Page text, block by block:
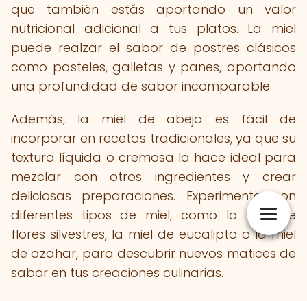
que también estás aportando un valor
nutricional adicional a tus platos. La miel
puede realzar el sabor de postres clásicos
como pasteles, galletas y panes, aportando
una profundidad de sabor incomparable.
Además, la miel de abeja es fácil de
incorporar en recetas tradicionales, ya que su
textura líquida o cremosa la hace ideal para
mezclar con otros ingredientes y crear
deliciosas preparaciones. Experimenta con
diferentes tipos de miel, como la miel de
flores silvestres, la miel de eucalipto o la miel
de azahar, para descubrir nuevos matices de
sabor en tus creaciones culinarias.